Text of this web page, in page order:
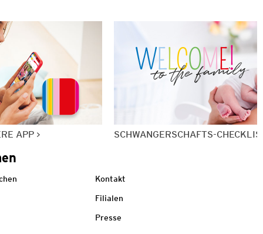
APP SCHWANGERSCHAFTS-
Kontakt
Filialen
Presse